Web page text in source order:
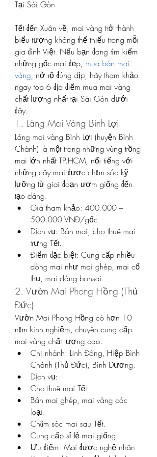
Tại Sài Gòn
Tết đến Xuân về, mai vàng trở thành
biểu tượng không thể thiếu trong mỗi
gia đình Việt. Nếu bạn đang tìm kiếm
những gốc mai đẹp, mua bán mai
vàng, nở rộ đúng dịp, hãy tham khảo
ngay top 6 địa điểm mua mai vàng
chất lượng nhất tại Sài Gòn dưới
đây.
1. Làng Mai Vàng Bình Lợi
Làng mai vàng Bình Lợi (huyện Bình
Chánh) là một trong những vùng trồng
mai lớn nhất TP.HCM, nổi tiếng với
những cây mai được chăm sóc kỹ
lưỡng từ giai đoạn ươm giống đến
tạo dáng.
Giá tham khảo: 400.000 –
500.000 VNĐ/gốc.
Dịch vụ: Bán mai, cho thuê mai
trưng Tết.
Điểm đặc biệt: Cung cấp nhiều
dòng mai như mai ghép, mai cổ
thụ, mai dáng bonsai.
2. Vườn Mai Phong Hồng (Thủ
Đức)
Vườn Mai Phong Hồng có hơn 10
năm kinh nghiệm, chuyên cung cấp
mai vàng chất lượng cao.
Chi nhánh: Linh Đông, Hiệp Bình
Chánh (Thủ Đức), Bình Dương.
Dịch vụ:
Cho thuê mai Tết.
Bán mai ghép, mai vàng các
loại.
Chăm sóc mai sau Tết.
Cung cấp sỉ lẻ mai giống.
Ưu điểm: Mai được nghệ nhân